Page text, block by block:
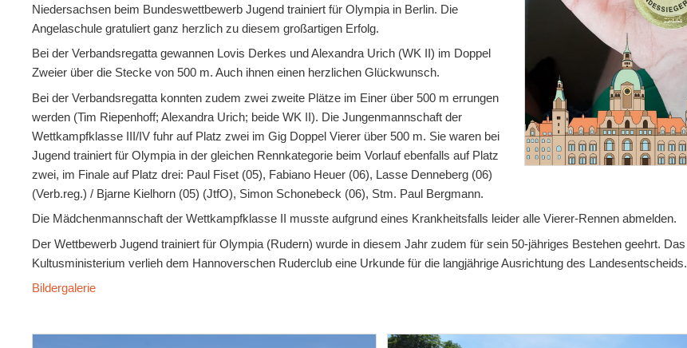
Niedersachsen beim Bundeswettbewerb Jugend trainiert für Olympia in Berlin. Die
Angelaschule gratuliert ganz herzlich zu diesem großartigen Erfolg.
Bei der Verbandsregatta gewannen Lovis Derkes und Alexandra Urich (WK II) im Doppel
Zweier über die Stecke von 500 m. Auch ihnen einen herzlichen Glückwunsch.
Bei der Verbandsregatta konnten zudem zwei zweite Plätze im Einer über 500 m errungen
werden (Tim Riepenhoff; Alexandra Urich; beide WK II). Die Jungenmannschaft der
Wettkampfklasse III/IV fuhr auf Platz zwei im Gig Doppel Vierer über 500 m. Sie waren bei
Jugend trainiert für Olympia in der gleichen Rennkategorie beim Vorlauf ebenfalls auf Platz
zwei, im Finale auf Platz drei: Paul Fiset (05), Fabiano Heuer (06), Lasse Denneberg (06)
(Verb.reg.) / Bjarne Kielhorn (05) (JtfO), Simon Schonebeck (06), Stm. Paul Bergmann.
Die Mädchenmannschaft der Wettkampfklasse II musste aufgrund eines Krankheitsfalls leider alle Vierer-Rennen abmelden.
Der Wettbewerb Jugend trainiert für Olympia (Rudern) wurde in diesem Jahr zudem für sein 50-jähriges Bestehen geehrt. Das
Kultusministerium verlieh dem Hannoverschen Ruderclub eine Urkunde für die langjährige Ausrichtung des Landesentscheids.
Bildergalerie